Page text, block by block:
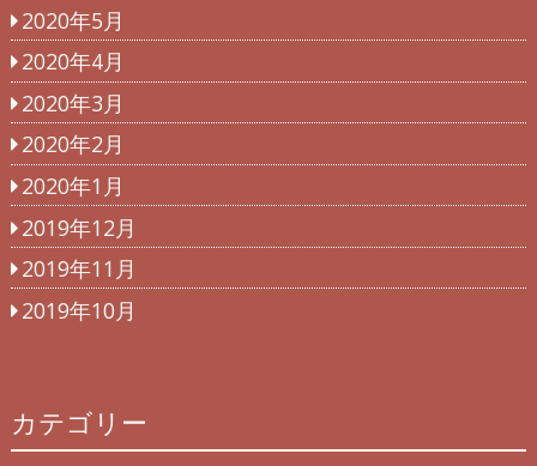
2020年5月
2020年4月
2020年3月
2020年2月
2020年1月
2019年12月
2019年11月
2019年10月
カテゴリー